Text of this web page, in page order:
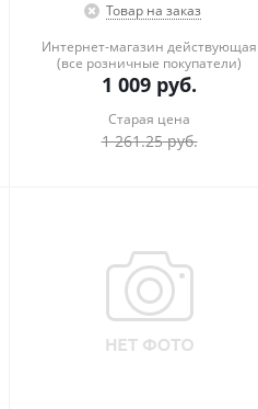
Товар на заказ
Интернет-магазин действующая
(все розничные покупатели)
1 009 руб.
Старая цена
1 261.25руб.